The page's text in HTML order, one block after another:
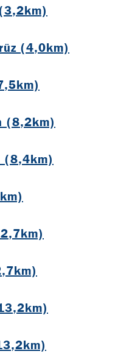
(4,0km)
(8,2km)
(8,4km)